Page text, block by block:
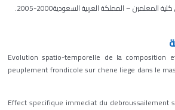
– المملكة العربية السعودية2000-2005.
Evolution spatio-temporelle de la composition
peuplement frondicole sur chene liege dans le
Effect specifique immediat du debroussailement